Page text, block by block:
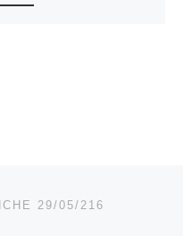
29/05/216